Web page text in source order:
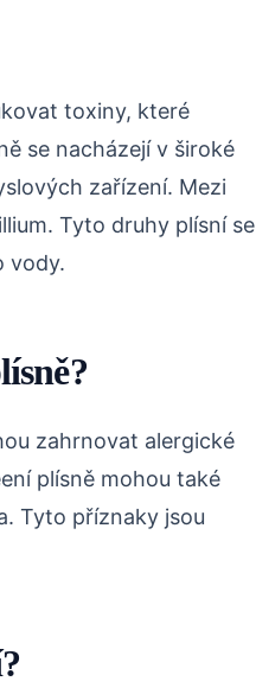
toxiny, které
se nacházejí v široké
zařízení. Mezi
Tyto druhy plísní se
vody.
zahrnovat alergické
plísně mohou také
Tyto příznaky jsou